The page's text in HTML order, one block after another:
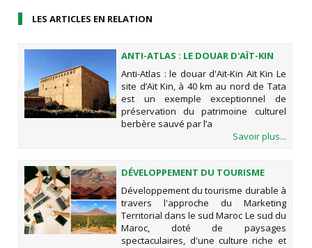
LES ARTICLES EN RELATION
ANTI-ATLAS : LE DOUAR D'AÏT-KIN
Anti-Atlas : le douar d'Aït-Kin Aït Kin Le
site d’Aït Kin, à 40 km au nord de Tata
est un exemple exceptionnel de
préservation du patrimoine culturel
berbère sauvé par l’a
Savoir plus...
DÉVELOPPEMENT DU TOURISME
DURABLE À TRAVERS L'APPROCHE
DU MARKETING TERRITORIAL DANS
LE SUD MAROC
Développement du tourisme durable à
travers l'approche du Marketing
Territorial dans le sud Maroc Le sud du
Maroc, doté de paysages
spectaculaires, d'une culture riche et